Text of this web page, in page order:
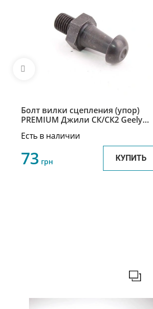
Болт вилки сцепления (упор)
PREMIUM Джили СК/СК2 Geely
Есть в наличии
73 грн КУПИТЬ